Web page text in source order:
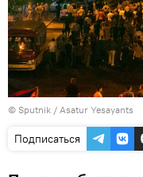
© Sputnik / Asatur Yesayants
Подписаться